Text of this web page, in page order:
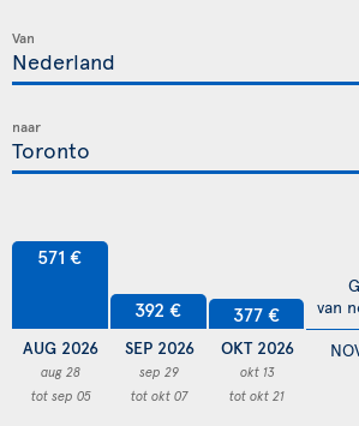
Van
naar
571 €
AUG 2026
aug 28
tot sep 05
392 €
SEP 2026
sep 29
tot okt 07
377 €
OKT 2026
okt 13
tot okt 21
van